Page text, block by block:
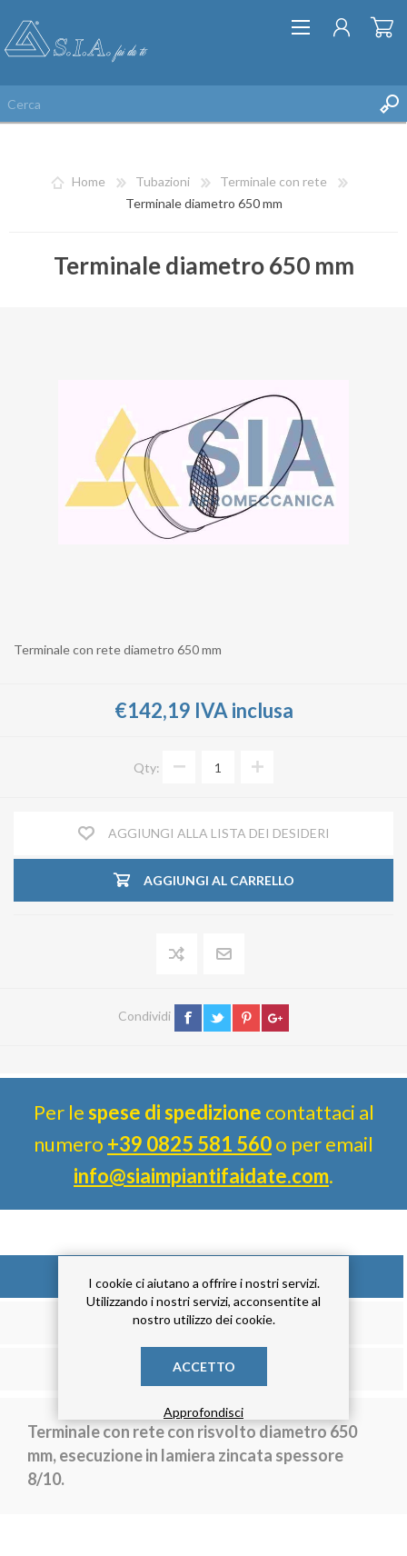
REGISTRATI
Home Tubazioni
Terminale con rete
Terminale diametro 650 mm
Terminale diametro 650 mm
Terminale con rete diametro 650 mm
€142,19 IVA inclusa
Qty:
AGGIUNGI ALLA LISTA DEI DESIDERI
AGGIUNGI AL CARRELLO
Condividi
Per lespese di spedizione contattaci al
numero +39 0825 581 560o per email
info@siaimpiantifaidate.com.
DESCRIZIONE
RECENSIONE
CONTATTACI
Terminale con rete con risvolto diametro 650
mm, esecuzione in lamiera zincata spessore
8/10.
I cookie ci aiutano a offrire i nostri servizi.
Utilizzando i nostri servizi, acconsentite al
nostro utilizzo dei cookie.
ACCETTO
Approfondisci